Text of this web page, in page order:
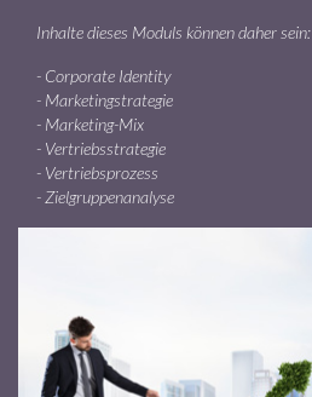
Inhalte dieses Moduls können daher sein:
Corporate Identity
Marketingstrategie
Marketing-Mix
Vertriebsstrategie
Vertriebsprozess
Zielgruppenanalyse